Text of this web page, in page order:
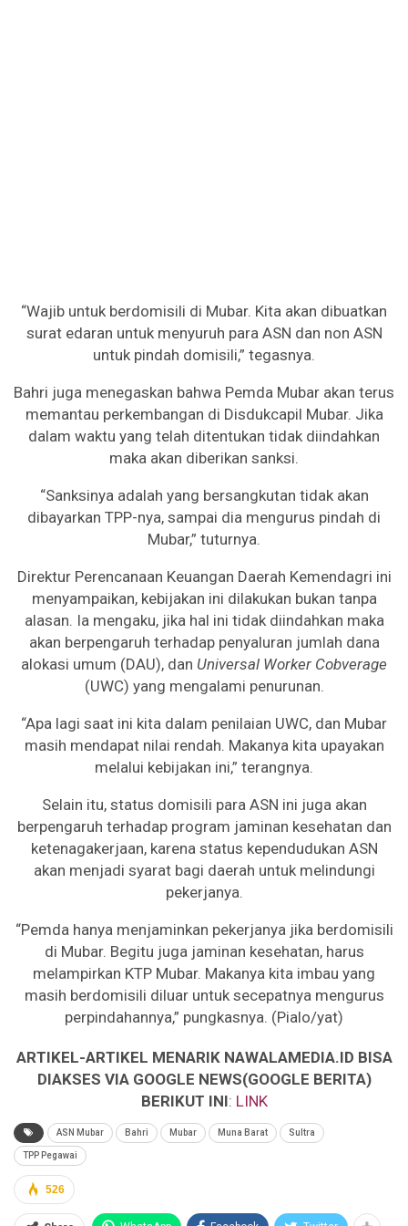
“Wajib untuk berdomisili di Mubar. Kita akan dibuatkan
surat edaran untuk menyuruh para ASN dan non ASN
untuk pindah domisili,” tegasnya.
Bahri juga menegaskan bahwa Pemda Mubar akan terus
memantau perkembangan di Disdukcapil Mubar. Jika
dalam waktu yang telah ditentukan tidak diindahkan
maka akan diberikan sanksi.
“Sanksinya adalah yang bersangkutan tidak akan
dibayarkan TPP-nya, sampai dia mengurus pindah di
Mubar,” tuturnya.
Direktur Perencanaan Keuangan Daerah Kemendagri ini
menyampaikan, kebijakan ini dilakukan bukan tanpa
alasan. Ia mengaku, jika hal ini tidak diindahkan maka
akan berpengaruh terhadap penyaluran jumlah dana
alokasi umum (DAU), dan Universal Worker Cobverage
(UWC) yang mengalami penurunan.
“Apa lagi saat ini kita dalam penilaian UWC, dan Mubar
masih mendapat nilai rendah. Makanya kita upayakan
melalui kebijakan ini,” terangnya.
Selain itu, status domisili para ASN ini juga akan
berpengaruh terhadap program jaminan kesehatan dan
ketenagakerjaan, karena status kependudukan ASN
akan menjadi syarat bagi daerah untuk melindungi
pekerjanya.
“Pemda hanya menjaminkan pekerjanya jika berdomisili
di Mubar. Begitu juga jaminan kesehatan, harus
melampirkan KTP Mubar. Makanya kita imbau yang
masih berdomisili diluar untuk secepatnya mengurus
perpindahannya,” pungkasnya. (Pialo/yat)
ARTIKEL-ARTIKEL MENARIK NAWALAMEDIA.ID BISA
DIAKSES VIA GOOGLE NEWS(GOOGLE BERITA)
BERIKUT INI: LINK
ASN Mubar Bahri Mubar Muna Barat Sultra
TPP Pegawai
526